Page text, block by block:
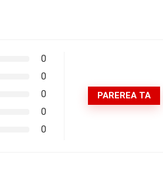
0
0
0
0
0
PAREREA TA